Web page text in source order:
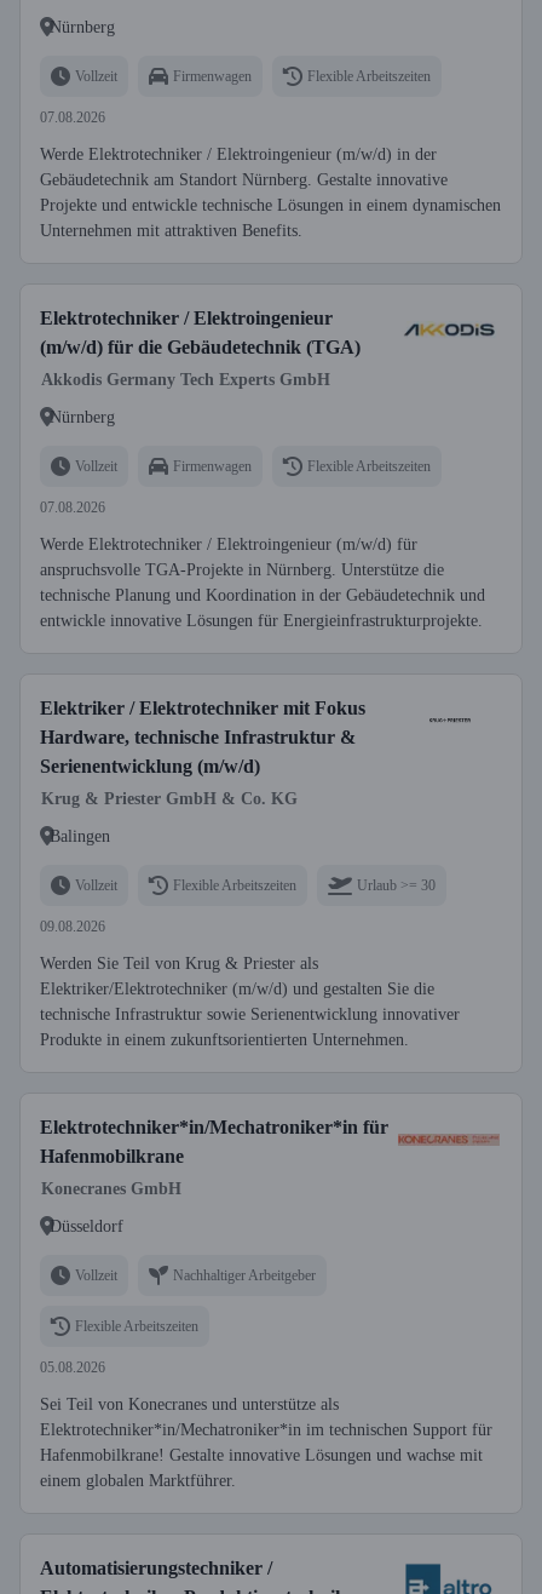
Nürnberg
Vollzeit Firmenwagen Flexible Arbeitszeiten
07.08.2026
Werde Elektrotechniker / Elektroingenieur (m/w/d) in der
Gebäudetechnik am Standort Nürnberg. Gestalte innovative
Projekte und entwickle technische Lösungen in einem dynamischen
Unternehmen mit attraktiven Benefits.
Elektrotechniker / Elektroingenieur
(m/w/d) für die Gebäudetechnik (TGA)
Akkodis Germany Tech Experts GmbH
Nürnberg
Vollzeit Firmenwagen Flexible Arbeitszeiten
07.08.2026
Werde Elektrotechniker / Elektroingenieur (m/w/d) für
anspruchsvolle TGA-Projekte in Nürnberg. Unterstütze die
technische Planung und Koordination in der Gebäudetechnik und
entwickle innovative Lösungen für Energieinfrastrukturprojekte.
Elektriker / Elektrotechniker mit Fokus
Hardware, technische Infrastruktur &
Serienentwicklung (m/w/d)
Krug & Priester GmbH & Co. KG
Balingen
Vollzeit Flexible Arbeitszeiten Urlaub >= 30
09.08.2026
Werden Sie Teil von Krug & Priester als
Elektriker/Elektrotechniker (m/w/d) und gestalten Sie die
technische Infrastruktur sowie Serienentwicklung innovativer
Produkte in einem zukunftsorientierten Unternehmen.
Elektrotechniker*in/Mechatroniker*in für
Hafenmobilkrane
Konecranes GmbH
Düsseldorf
Vollzeit Nachhaltiger Arbeitgeber
Flexible Arbeitszeiten
05.08.2026
Sei Teil von Konecranes und unterstütze als
Elektrotechniker*in/Mechatroniker*in im technischen Support für
Hafenmobilkrane! Gestalte innovative Lösungen und wachse mit
einem globalen Marktführer.
Automatisierungstechniker /